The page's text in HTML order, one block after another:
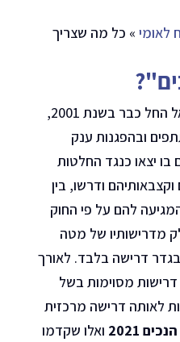
לאומי» כל מה שצריך
מאבק הנכים במדינת ישראל החל כבר בשנת 2001,
ובהפגנות ענק
בו יצאו כנגד החלטות
ודרשו, בין
להם על פי החוק
מדרישותיו של מטה
דרישה בלבד. לאורך
דרישות מסוימות בשל
לאותה דרישה מרכזית
2021
ואלו שקדמו